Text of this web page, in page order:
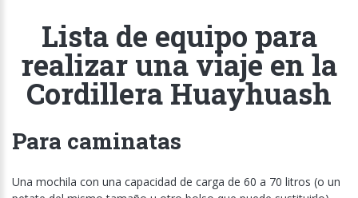
Lista de equipo para
realizar una viaje en la
Cordillera Huayhuash
Para caminatas
Una mochila con una capacidad de carga de 60 a 70 litros (o un